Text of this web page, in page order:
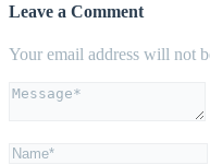
Leave a Comment
Your email address will not